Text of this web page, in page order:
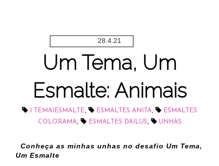
28.4.21
Um Tema, Um
Esmalte: Animais
1 TEMA1ESMALTE, ESMALTES ANITA,
ESMALTES
COLORAMA, ESMALTES DAILUS, UNHAS
Conheça as minhas unhas no desafio Um Tema,
Um Esmalte